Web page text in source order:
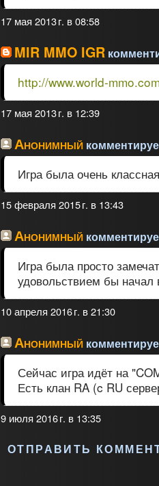
17 мая 2013 г. в 08:58
MIR MMO IGR
http://www.world-
17 мая 2013 г. в 12:39
Анонимный
Игра была очень
15 февраля 2015 г. в 13:43
Анонимный
Игра была просто
удовольствием бы начал
10 апреля 2016 г. в 21:30
Анонимный
Сейчас игра идёт на
Есть клан RA (c RU
9 июля 2016 г. в 13:35
ОТПРАВИТЬ